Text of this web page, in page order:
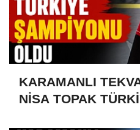
KARAMANLI
NİSA TOPAK